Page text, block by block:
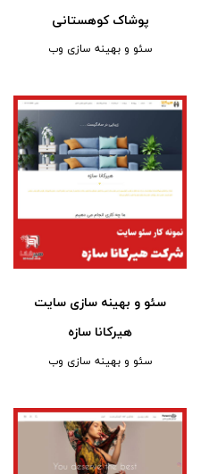
پوشاک کوهستانی
سئو و بهینه سازی وب
سئو و بهینه سازی سایت
هیرکانا سازه
سئو و بهینه سازی وب